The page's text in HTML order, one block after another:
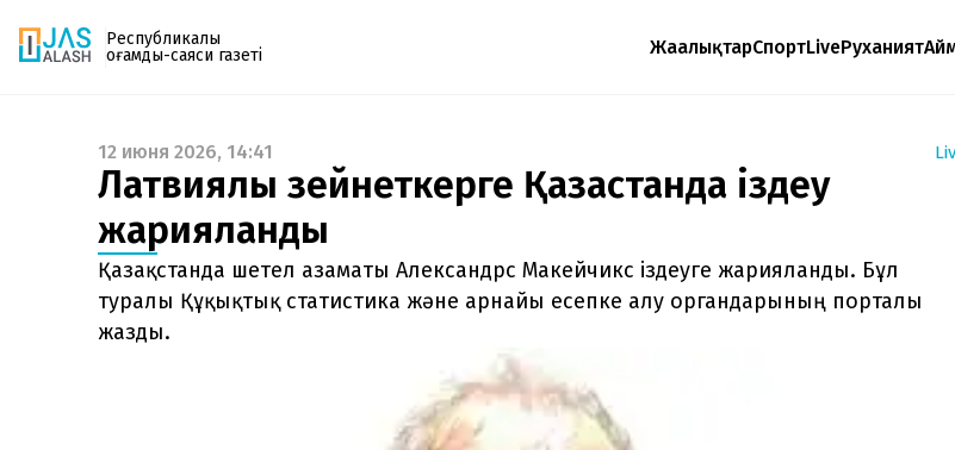
Республикалық
қоғамдық-саяси газеті
ЖаңалықтарСпортLiveРуханият
Газетке жазылу
PDF форматтағы газетті ай сайын электронды
поштаңызға алып отырыңыз. Жаңа нөмір
шыққан сәтте сізге бірден жіберіледі. Тек email
енгізіңіз, біз қалғанын өзіміз жібереміз.
12 июня 2026, 14:41
Латвиялық зейнеткерге Қазақстанда іздеу
жарияланды
Қазақстанда шетел азаматы Александрс Макейчикс іздеуге жарияланды. Бұл
туралы Құқықтық статистика және арнайы есепке алу органдарының порталы
жазды.